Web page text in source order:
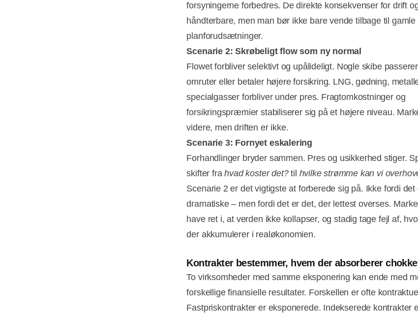
forsyningerne forbedres. De direkte konsekvenser for drift
håndterbare, men man bør ikke bare vende tilbage til gamle
planforudsætninger.
Scenarie 2: Skrøbeligt flow som ny normal
Flowet forbliver selektivt og upålideligt. Nogle skibe
omruter eller betaler højere forsikring. LNG, gødning,
specialgasser forbliver under pres. Fragtomkostninger og
forsikringspræmier stabiliserer sig på et højere niveau.
videre, men driften er ikke.
Scenarie 3: Fornyet eskalering
Forhandlinger bryder sammen. Pres og usikkerhed stiger.
skifter frahvad koster det?til hvilke strømme kan vi
Scenarie 2 er det vigtigste at forberede sig på. Ikke fordi det
dramatiske – men fordi det er det, der lettest overses.
have ret i, at verden ikke kollapser, og stadig tage fejl af,
der akkumulerer i realøkonomien.
Kontrakter bestemmer, hvem der absorberer
To virksomheder med samme eksponering kan ende med
forskellige finansielle resultater. Forskellen er ofte
Fastpriskontrakter er eksponerede. Indekserede kontrakter